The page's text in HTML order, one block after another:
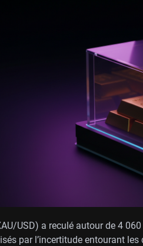
USD) a reculé autour de 4
par l’incertitude entourant